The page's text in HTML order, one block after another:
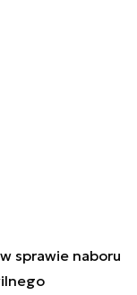
sprawie naboru